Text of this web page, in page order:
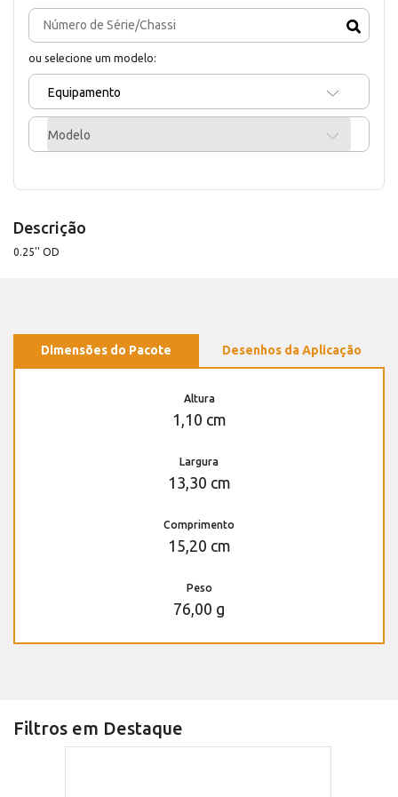
ou selecione um modelo:
Equipamento
Modelo
Descrição
0.25'' OD
Dimensões do Pacote Desenhos da Aplicação
Altura
1,10 cm
Largura
13,30 cm
Comprimento
15,20 cm
Peso
76,00 g
Filtros em Destaque